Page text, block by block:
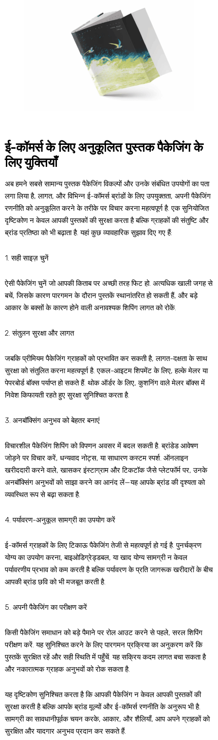
ई-कॉमर्स के लिए अनुकूलित पुस्तक पैकेजिंग के
लिए युक्तियाँ
अब हमने सबसे सामान्य पुस्तक पैकेजिंग विकल्पों और उनके संबंधित उपयोगों का पता
लगा लिया है, लागत, और विभिन्न ई-कॉमर्स ब्रांडों के लिए उपयुक्तता, अपनी पैकेजिंग
रणनीति को अनुकूलित करने के तरीके पर विचार करना महत्वपूर्ण है. एक सुनियोजित
दृष्टिकोण न केवल आपकी पुस्तकों की सुरक्षा करता है बल्कि ग्राहकों की संतुष्टि और
ब्रांड प्रतिष्ठा को भी बढ़ाता है. यहां कुछ व्यावहारिक सुझाव दिए गए हैं:
1. सही साइज़ चुनें
ऐसी पैकेजिंग चुनें जो आपकी किताब पर अच्छी तरह फिट हो. अत्यधिक खाली जगह से
बचें, जिसके कारण पारगमन के दौरान पुस्तकें स्थानांतरित हो सकती हैं, और बड़े
आकार के बक्सों के कारण होने वाली अनावश्यक शिपिंग लागत को रोकें.
2. संतुलन सुरक्षा और लागत
जबकि प्रीमियम पैकेजिंग ग्राहकों को प्रभावित कर सकती है, लागत-दक्षता के साथ
सुरक्षा को संतुलित करना महत्वपूर्ण है. एकल-आइटम शिपमेंट के लिए, हल्के मेलर या
पेपरबोर्ड बॉक्स पर्याप्त हो सकते हैं. थोक ऑर्डर के लिए, कुशनिंग वाले मेलर बॉक्स में
निवेश किफायती रहते हुए सुरक्षा सुनिश्चित करता है.
3. अनबॉक्सिंग अनुभव को बेहतर बनाएं
विचारशील पैकेजिंग शिपिंग को विपणन अवसर में बदल सकती है. ब्रांडेड आवेषण
जोड़ने पर विचार करें, धन्यवाद नोट्स, या साधारण कस्टम स्पर्श. ऑनलाइन
खरीददारी करने वाले, खासकर इंस्टाग्राम और टिकटॉक जैसे प्लेटफॉर्म पर, उनके
अनबॉक्सिंग अनुभवों को साझा करने का आनंद लें—यह आपके ब्रांड की दृश्यता को
व्यवस्थित रूप से बढ़ा सकता है.
4. पर्यावरण-अनुकूल सामग्री का उपयोग करें
ई-कॉमर्स ग्राहकों के लिए टिकाऊ पैकेजिंग तेजी से महत्वपूर्ण हो गई है. पुनर्चक्रण
योग्य का उपयोग करना, बाइओडिग्रेड्डबल, या खाद योग्य सामग्री न केवल
पर्यावरणीय प्रभाव को कम करती है बल्कि पर्यावरण के प्रति जागरूक खरीदारों के बीच
आपकी ब्रांड छवि को भी मजबूत करती है.
5. अपनी पैकेजिंग का परीक्षण करें
किसी पैकेजिंग समाधान को बड़े पैमाने पर रोल आउट करने से पहले, सरल शिपिंग
परीक्षण करें. यह सुनिश्चित करने के लिए पारगमन प्रक्रिया का अनुकरण करें कि
पुस्तकें सुरक्षित रहें और सही स्थिति में पहुँचें. यह सक्रिय कदम लागत बचा सकता है
और नकारात्मक ग्राहक अनुभवों को रोक सकता है.
यह दृष्टिकोण सुनिश्चित करता है कि आपकी पैकेजिंग न केवल आपकी पुस्तकों की
सुरक्षा करती है बल्कि आपके ब्रांड मूल्यों और ई-कॉमर्स रणनीति के अनुरूप भी है.
सामग्री का सावधानीपूर्वक चयन करके, आकार, और शैलियाँ, आप अपने ग्राहकों को
सुरक्षित और यादगार अनुभव प्रदान कर सकते हैं.